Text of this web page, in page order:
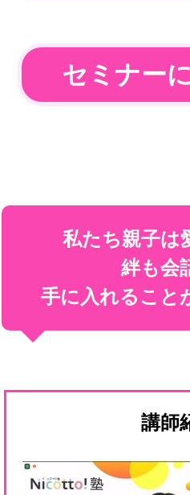
セミナー
私たち親子は
絆も会
手に入れること
講師